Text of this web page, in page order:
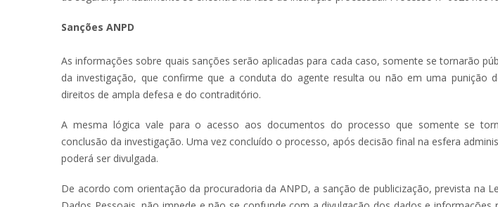
Sanções ANPD
As informações sobre quais sanções serão aplicadas para cada caso, somente se tornarão
da investigação, que confirme que a conduta do agente resulta ou não em uma punição
direitos de ampla defesa e do contraditório.
A mesma lógica vale para o acesso aos documentos do processo que somente se
conclusão da investigação. Uma vez concluído o processo, após decisão final na esfera
poderá ser divulgada.
De acordo com orientação da procuradoria da ANPD, a sanção de publicização, prevista na